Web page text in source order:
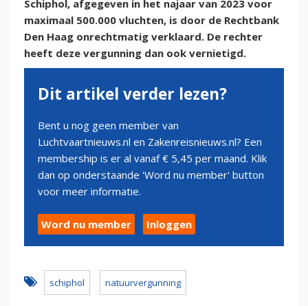
Schiphol, afgegeven in het najaar van 2023 voor
maximaal 500.000 vluchten, is door de Rechtbank
Den Haag onrechtmatig verklaard. De rechter
heeft deze vergunning dan ook vernietigd.
Dit artikel verder lezen?
Bent u nog geen member van
Luchtvaartnieuws.nl en Zakenreisnieuws.nl? Een
membership is er al vanaf € 5,45 per maand. Klik
dan op onderstaande 'Word nu member' button
voor meer informatie.
Word nu member Inloggen
schiphol natuurvergunning